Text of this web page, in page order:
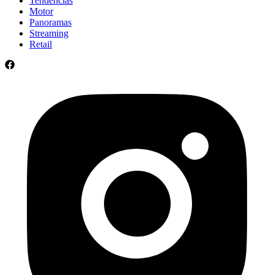
Motor
Panoramas
Streaming
Retail